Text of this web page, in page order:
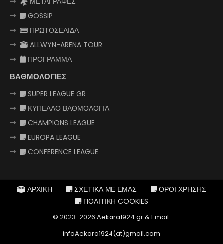
GOSSIP
ΠΡΩΤΟΣΕΛΙΔΑ
ALLWYN-ARENA TOUR
ΠΡΟΓΡΑΜΜΑ
ΒΑΘΜΟΛΟΓΙΕΣ
SUPER LEAGUE GR
ΚΥΠΕΛΛΟ ΒΑΘΜΟΛΟΓΙΑ
CHAMPIONS LEAGUE
EUROPA LEAGUE
CONFERENCE LEAGUE
ΑΡΧΙΚΗ ΣΧΕΤΙΚΑ ΜΕ ΕΜΑΣ
ΟΡΟΙ ΧΡΗΣΗΣ
ΠΟΛΙΤΙΚΗ COOKIES
© 2023-2026 Aekara1924.gr & Email:
infoAekara1924(at)gmail.com